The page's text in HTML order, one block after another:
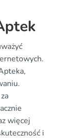
więcej
i